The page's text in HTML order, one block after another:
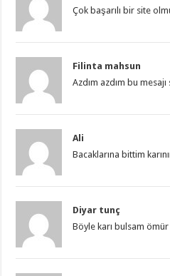
Çok başarılı bir site
Filinta mahsun
Azdım azdım bu mesajı
Ali
Bacaklarına bittim
Diyar tunç
Böyle karı bulsam